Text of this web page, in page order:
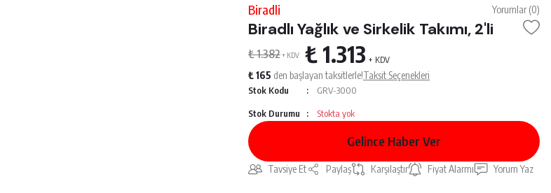
Biradli Yorumlar (0)
Biradlı Yağlık ve Sirkelik Takımı, 2'li
₺ 1.382+ KDV ₺ 1.313 + KDV
₺ 165 den başlayan taksitlerle!Taksit Seçenekleri
Stok Kodu GRV-3000
Stok Durumu Stokta yok
Gelince Haber Ver
Tavsiye Et Paylaş Karşılaştır Fiyat Alarmı Yorum Yaz